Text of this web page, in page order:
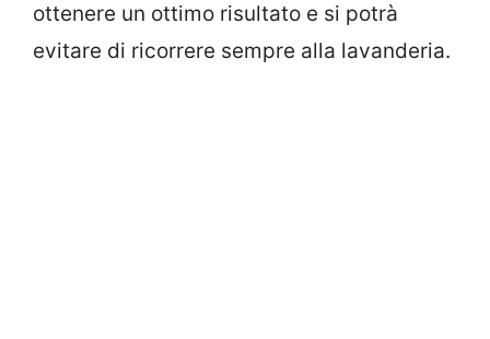
ottenere un ottimo risultato e si potrà
evitare di ricorrere sempre alla lavanderia.